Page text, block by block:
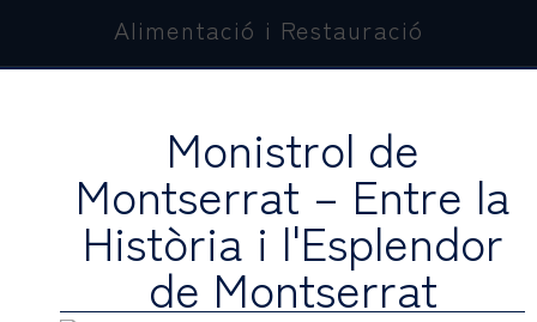
Alimentació i Restauració
Monistrol de
Montserrat – Entre la
Història i l'Esplendor
de Montserrat